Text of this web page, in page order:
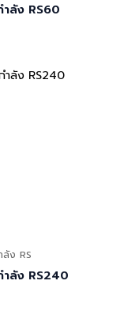
ำลัง RS60
ง RS
ำลัง RS240